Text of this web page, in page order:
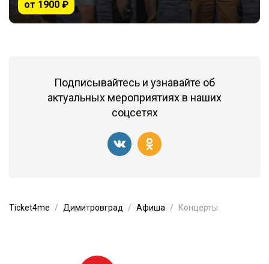
от 1900 ₽
Подписывайтесь и узнавайте об
актуальных мероприятиях в наших
соцсетях
Ticket4me Димитровград Афиша Концерты